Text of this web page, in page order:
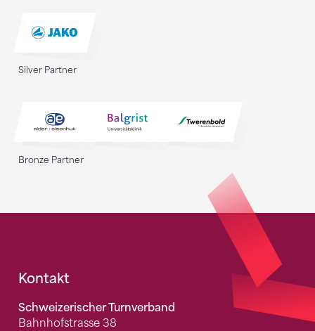
Silver Partner
Bronze Partner
Fusszeile
Kontakt
Schweizerischer Turnverband
Bahnhofstrasse 38